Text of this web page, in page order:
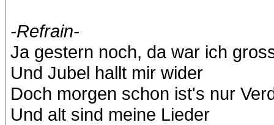
-Refrain-
Ja gestern noch, da war ich
Und Jubel hallt mir wider
Doch morgen schon ist's nur
Und alt sind meine Lieder